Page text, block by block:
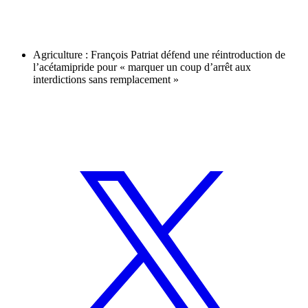
Agriculture : François Patriat défend une réintroduction de
l’acétamipride pour « marquer un coup d’arrêt aux
interdictions sans remplacement »